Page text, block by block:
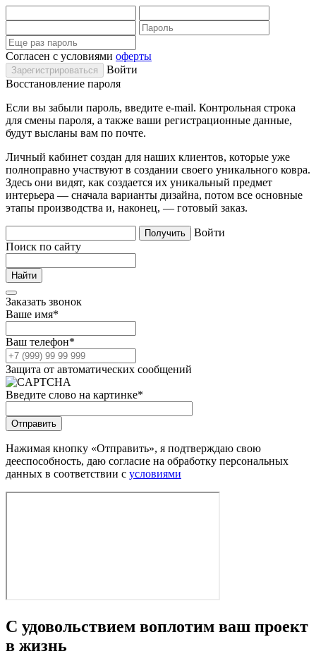
Согласен с условиями оферты
Войти
Восстановление пароля
Если вы забыли пароль, введите e-mail. Контрольная строка
для смены пароля, а также ваши регистрационные данные,
будут высланы вам по почте.
Личный кабинет создан для наших клиентов, которые уже
полноправно участвуют в создании своего уникального ковра.
Здесь они видят, как создается их уникальный предмет
интерьера — сначала варианты дизайна, потом все основные
этапы производства и, наконец, — готовый заказ.
Войти
Поиск по сайту
Заказать звонок
Ваше имя*
Ваш телефон*
Защита от автоматических сообщений
Введите слово на картинке*
Нажимая кнопку «Отправить», я подтверждаю свою
дееспособность, даю согласие на обработку персональных
данных в соответствии с условиями
С удовольствием воплотим ваш проект
в жизнь